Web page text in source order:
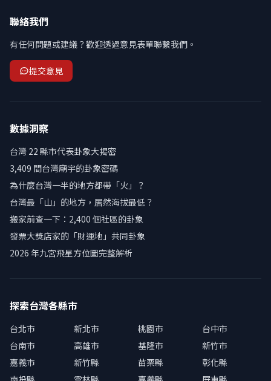
聯絡我們
有任何問題或建議？歡迎透過意見表單聯繫我們。
提交意見
數據洞察
台灣 22 縣市代表卦象大揭密
3,409 間台灣廟宇的卦象密碼
為什麼台灣一半的地方都帶「火」？
台灣最「山」的地方，居然海拔最低？
搬家前查一下：2,400 個社區的卦象
發票大獎店家的「財運地」共同卦象
2026 年九宮飛星方位圖完整解析
探索台灣各縣市
台北市 新北市 桃園市
台中市
台南市
高雄市 基隆市
新竹市
嘉義市
新竹縣 苗栗縣
彰化縣